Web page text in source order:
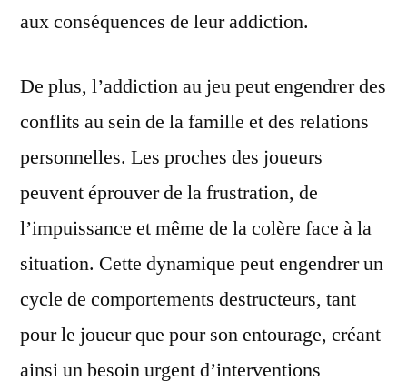
aux conséquences de leur addiction.
De plus, l’addiction au jeu peut engendrer des
conflits au sein de la famille et des relations
personnelles. Les proches des joueurs
peuvent éprouver de la frustration, de
l’impuissance et même de la colère face à la
situation. Cette dynamique peut engendrer un
cycle de comportements destructeurs, tant
pour le joueur que pour son entourage, créant
ainsi un besoin urgent d’interventions